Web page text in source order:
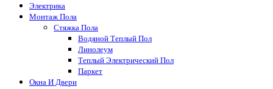
Электрика
Монтаж Пола
Стяжка Пола
Водяной Теплый Пол
Линолеум
Теплый Электрический Пол
Паркет
Окна И Двери